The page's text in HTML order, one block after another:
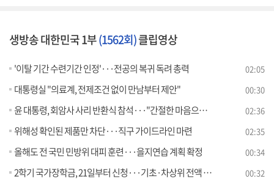
생방송 대한민국 1부(1562회)클립영상
'이탈 기간 수련기간 인정'···전공의 복귀 독려 총력 02:05
대통령실 "의료계, 전제조건 없이 만남부터 제안" 00:30
윤 대통령, 회암사 사리 반환식 참석···"간절한 마음으로 국정운영" 02:36
위해성 확인된 제품만 차단···직구 가이드라인 마련 02:35
올해도 전 국민 민방위 대피 훈련···을지연습 계획 확정 00:34
2학기 국가장학금, 21일부터 신청···기초·차상위 전액 지원 00:32